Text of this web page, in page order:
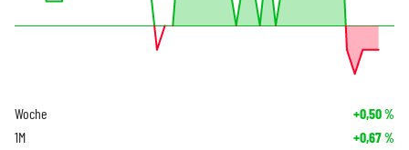
Woche +0,50%
1M +0,67%